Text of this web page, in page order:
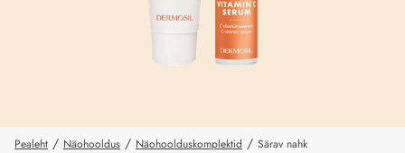
Pealeht / Näohooldus / Näohoolduskomplektid / Särav nahk